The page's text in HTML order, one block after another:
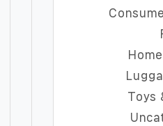
Toys